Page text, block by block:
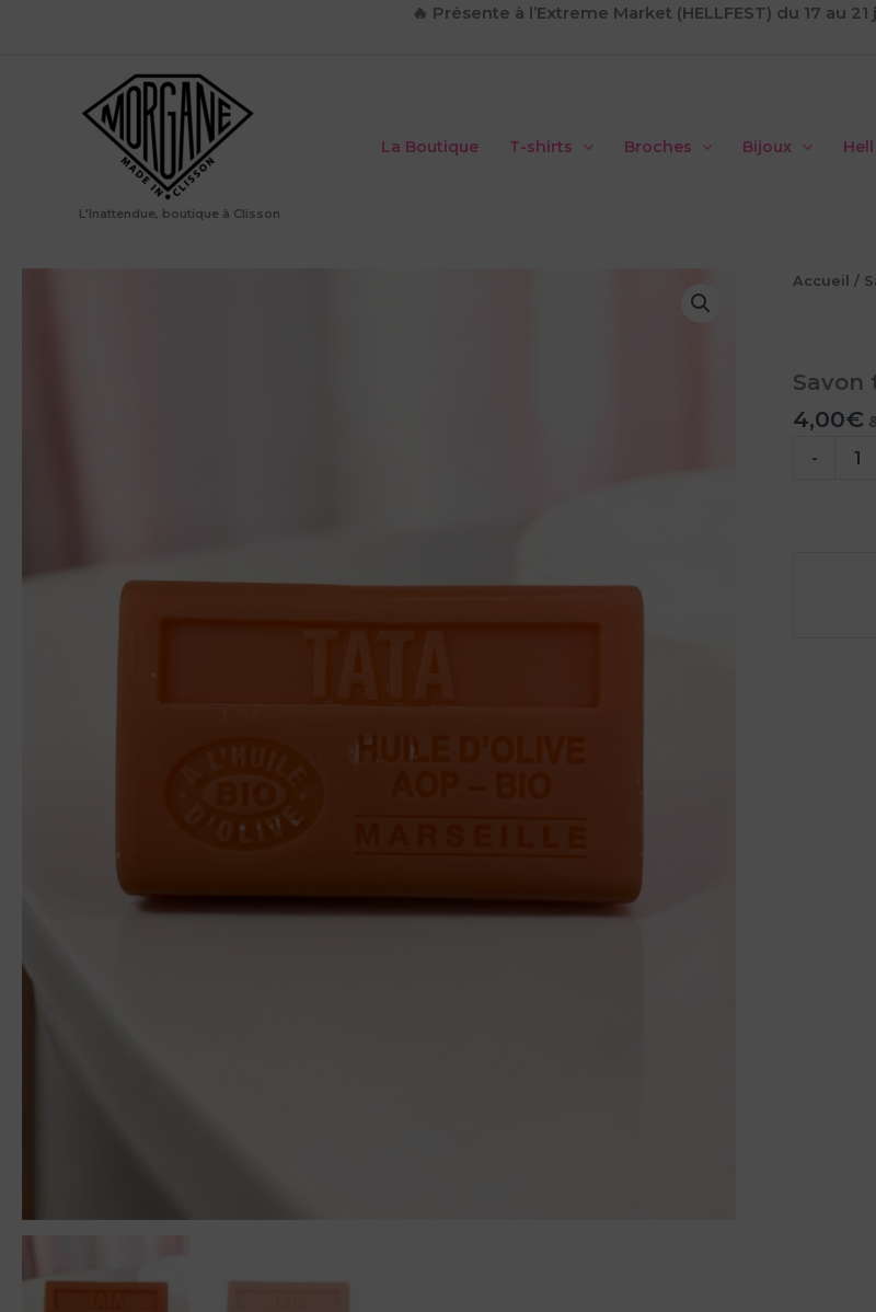
🔥 Présente à l’Extreme Market (HELLFEST) du 17 au
L'Inattendue, boutique à Clisson
La Boutique T-shirts Broches Bijoux
Accueil /
Savon
4,00€
-